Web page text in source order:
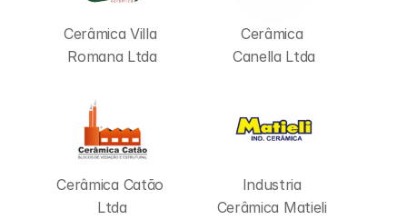
Cerâmica Villa
Romana Ltda
Cerâmica
Canella Ltda
Cerâmica Catão
Ltda
Industria
Cerâmica Matieli